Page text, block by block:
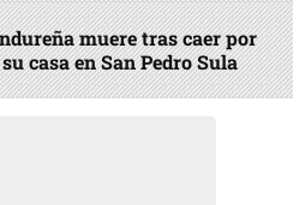
muere tras caer por
casa en San Pedro Sula